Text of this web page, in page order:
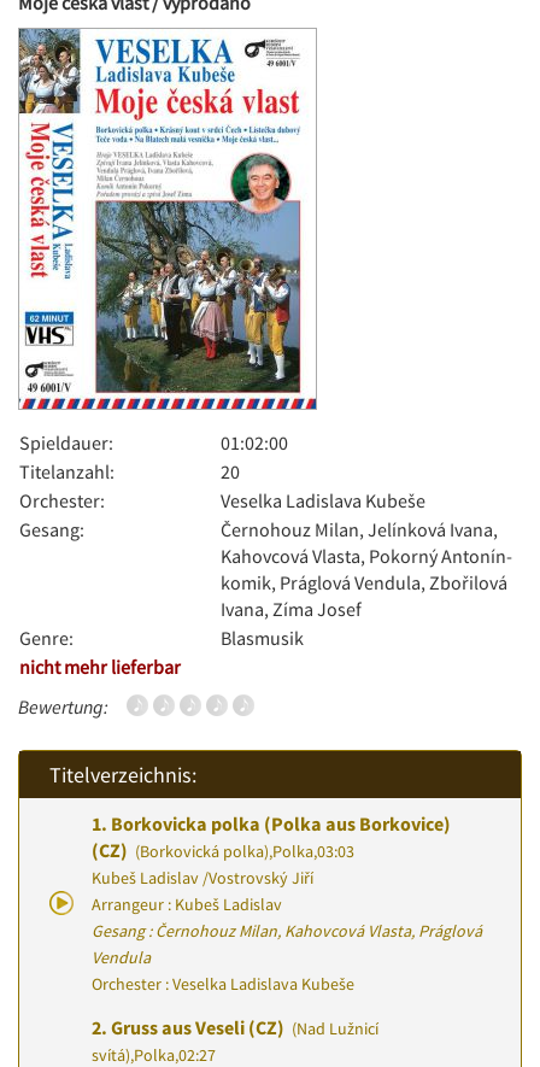
Spieldauer:
01:02:00
Titelanzahl:
20
Orchester:
Veselka Ladislava Kubeše
Gesang:
Černohouz Milan, Jelínková Ivana,
Kahovcová Vlasta, Pokorný Antonín-
komik, Práglová Vendula, Zbořilová
Ivana, Zíma Josef
Genre:
Blasmusik
nicht mehr lieferbar
Bewertung:
Titelverzeichnis:
1. Borkovicka polka (Polka aus Borkovice)
(CZ) (Borkovická polka),Polka,03:03
Kubeš Ladislav /Vostrovský Jiří
Arrangeur : Kubeš Ladislav
Gesang : Černohouz Milan, Kahovcová Vlasta, Práglová
Vendula
Orchester : Veselka Ladislava Kubeše
2. Gruss aus Veseli (CZ) (Nad Lužnicí
svítá),Polka,02:27